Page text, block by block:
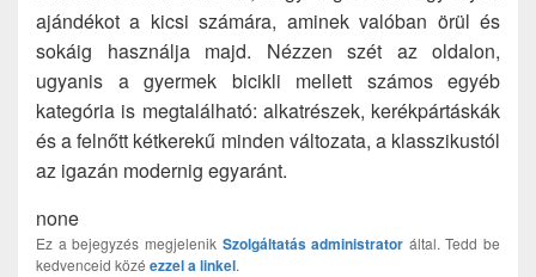
ajándékot a kicsi számára, aminek valóban örül és
sokáig használja majd. Nézzen szét az oldalon,
ugyanis a gyermek bicikli mellett számos egyéb
kategória is megtalálható: alkatrészek, kerékpártáskák
és a felnőtt kétkerekű minden változata, a klasszikustól
az igazán modernig egyaránt.
none
Ez a bejegyzés megjelenik Szolgáltatás administrator által. Tedd be
kedvenceid közé ezzel a linkel.